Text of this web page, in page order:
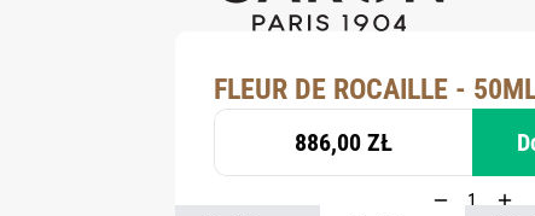
FLEUR DE ROCAILLE -
886,00 ZŁ